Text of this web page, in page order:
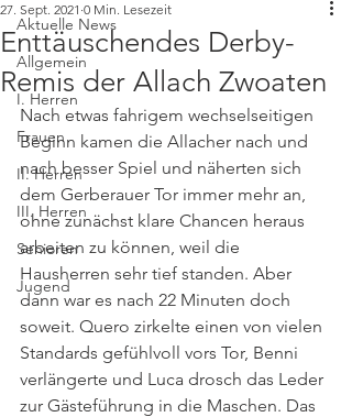
Aktuelle News
Allgemein
I. Herren
Frauen
II. Herren
III. Herren
Senioren
Jugend
Enttäuschendes Derby-
Remis der Allach Zwoaten
27. Sept. 2021 0 Min. Lesezeit
Nach etwas fahrigem wechselseitigen
Beginn kamen die Allacher nach und
nach besser Spiel und näherten sich
dem Gerberauer Tor immer mehr an,
ohne zunächst klare Chancen heraus
arbeiten zu können, weil die
Hausherren sehr tief standen. Aber
dann war es nach 22 Minuten doch
soweit. Quero zirkelte einen von vielen
Standards gefühlvoll vors Tor, Benni
verlängerte und Luca drosch das Leder
zur Gästeführung in die Maschen. Das